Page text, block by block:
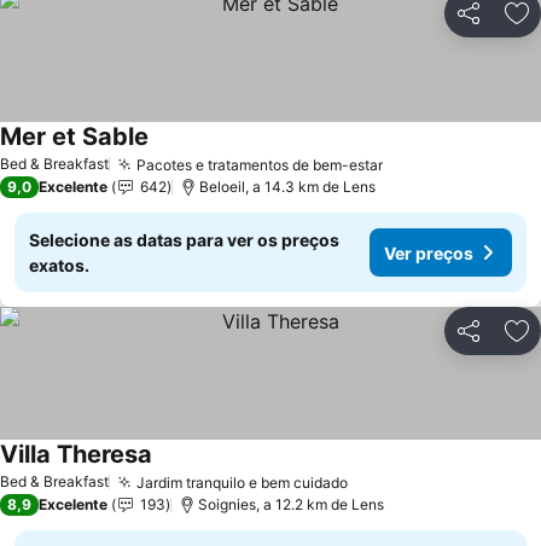
Partilhar
Bed & Breakfast Pacotes e tratamentos de bem-estar
Mer et Sable
9,0 Excelente 642 Beloeil, a 14.3 km de Lens
Selecione as datas para ver os preços
exatos.
Ver preços
Partilhar
Bed & Breakfast Jardim tranquilo e bem cuidado
Villa Theresa
8,9 Excelente 193 Soignies, a 12.2 km de Lens